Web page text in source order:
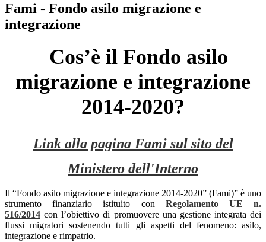
Fami - Fondo asilo migrazione e
integrazione
Cos’è il Fondo asilo
migrazione e integrazione
2014-2020?
Link alla pagina Fami sul sito del
Ministero dell'Interno
Il “Fondo asilo migrazione e integrazione 2014-2020” (Fami)” è uno
strumento finanziario istituito con
Regolamento UE n.
516/2014 con l’obiettivo di promuovere una gestione integrata dei
flussi migratori sostenendo tutti gli aspetti del fenomeno: asilo,
integrazione e rimpatrio.